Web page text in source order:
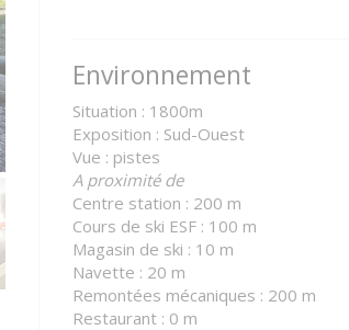
Environnement
Situation : 1800m
Exposition : Sud-Ouest
Vue : pistes
A proximité de
Centre station : 200 m
Cours de ski ESF : 100 m
Magasin de ski : 10 m
Navette : 20 m
Remontées mécaniques : 200 m
Restaurant : 0 m